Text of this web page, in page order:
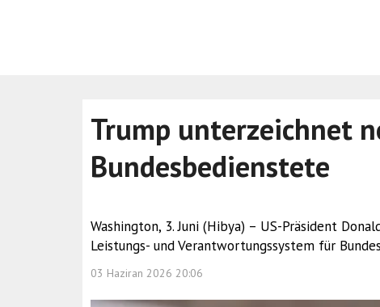
Trump unterzeichnet
Bundesbedienstete
Washington, 3. Juni (Hibya) – US-Präsident
Leistungs- und Verantwortungssystem für
03 Haziran 2026 20:06